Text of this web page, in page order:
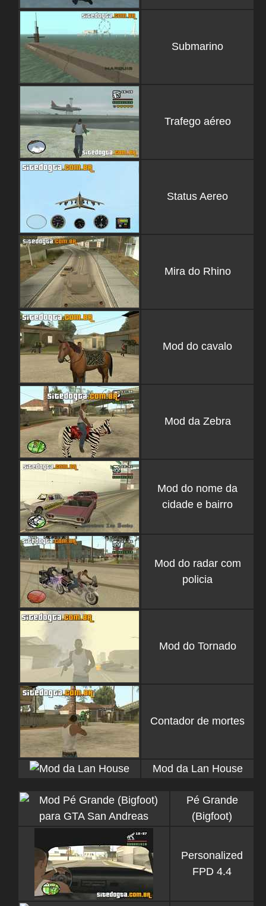
Submarino
Trafego aéreo
Status Aereo
Mira do Rhino
Mod do cavalo
Mod da Zebra
Mod do nome da
cidade e bairro
Mod do radar com
policia
Mod do Tornado
Contador de mortes
Mod da Lan House
Pé Grande
(Bigfoot)
Personalized
FPD 4.4